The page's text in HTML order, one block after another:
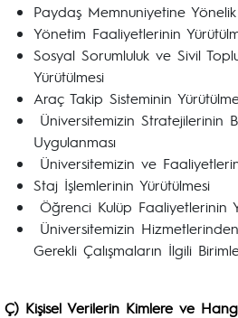
Paydaş Memnuniyetine
Yönetim Faaliyetlerinin
Sosyal Sorumluluk ve Sivil
Yürütülmesi
Araç Takip Sisteminin
Üniversitemizin Stratejilerinin
Uygulanması
Üniversitemizin ve
Staj İşlemlerinin Yürütülmesi
Öğrenci Kulüp Faaliyetlerinin
Üniversitemizin
Gerekli Çalışmaların İlgili
Ç) Kişisel Verilerin Kimlere ve